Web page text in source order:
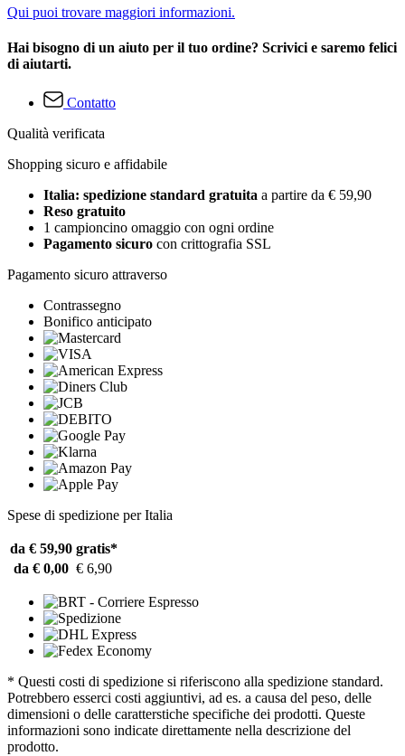
Qui puoi trovare maggiori informazioni.
Hai bisogno di un aiuto per il tuo ordine? Scrivici e saremo felici
di aiutarti.
Contatto
Qualità verificata
Shopping sicuro e affidabile
Italia: spedizione standard gratuita a partire da € 59,90
Reso gratuito
1 campioncino omaggio con ogni ordine
Pagamento sicuro con crittografia SSL
Pagamento sicuro attraverso
Contrassegno
Bonifico anticipato
Spese di spedizione per Italia
da € 59,90 gratis*
da € 0,00 € 6,90
* Questi costi di spedizione si riferiscono alla spedizione standard.
Potrebbero esserci costi aggiuntivi, ad es. a causa del peso, delle
dimensioni o delle caratterstiche specifiche dei prodotti. Queste
informazioni sono indicate direttamente nella descrizione del
prodotto.